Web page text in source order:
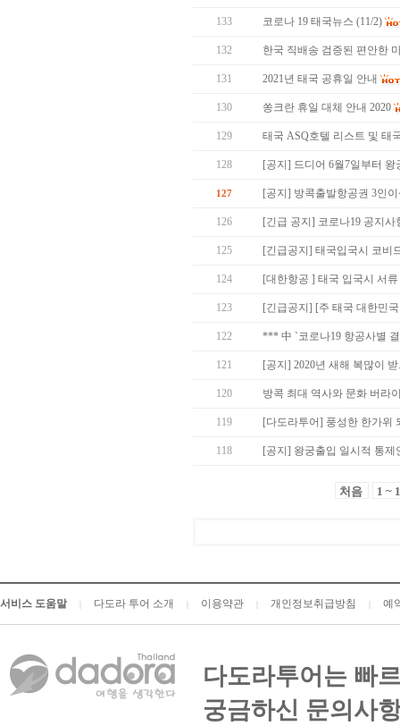
133 코로나 19 태국뉴스 (11/2)
132 한국 직배송 검증된 편안한
131 2021년 태국 공휴일 안내
130 쏭크란 휴일 대체 안내 2020
129 태국 ASQ호텔 리스트 및 태
128 [공지] 드디어 6월7일부터
127 [공지] 방콕출발항공권 3인
126 [긴급 공지] 코로나19 공지
125 [긴급공지] 태국입국시 코비
124 [대한항공 ] 태국 입국시 서
123 [긴급공지] [주 태국 대한민
122 *** 中 `코로나19 항공사별
121 [공지] 2020년 새해 복많이
120 방콕 최대 역사와 문화 버라
119 [다도라투어] 풍성한 한가위
118 [공지] 왕궁출입 일시적 통제
처음 1 ~
서비스 도움말 다도라 투어 소개 이용약관 개인정보취급방침 예
다도라투어는 빠
궁금하신 문의사